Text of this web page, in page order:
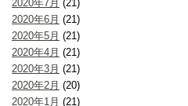
2020年7月 (21)
2020年6月 (21)
2020年5月 (21)
2020年4月 (21)
2020年3月 (21)
2020年2月 (20)
2020年1月 (21)